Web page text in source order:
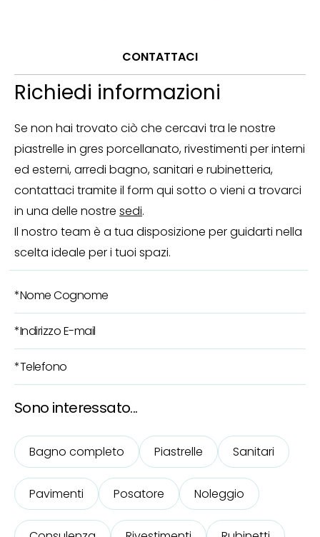
CONTATTACI
Richiedi informazioni
Se non hai trovato ciò che cercavi tra le nostre
piastrelle in gres porcellanato, rivestimenti per interni
ed esterni, arredi bagno, sanitari e rubinetteria,
contattaci tramite il form qui sotto o vieni a trovarci
in una delle nostre sedi.
Il nostro team è a tua disposizione per guidarti nella
scelta ideale per i tuoi spazi.
Sono interessato...
Bagno completo Piastrelle Sanitari
Pavimenti Posatore Noleggio